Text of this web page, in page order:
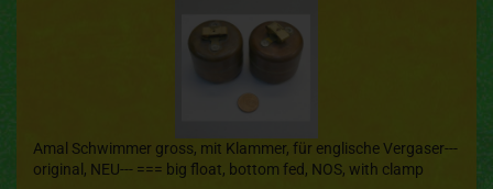
Amal Schwimmer gross, mit Klammer, für englische Vergaser---
original, NEU--- === big float, bottom fed, NOS, with clamp